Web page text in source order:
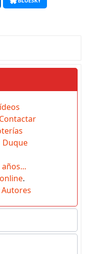
Contactar
Duque
.
Autores